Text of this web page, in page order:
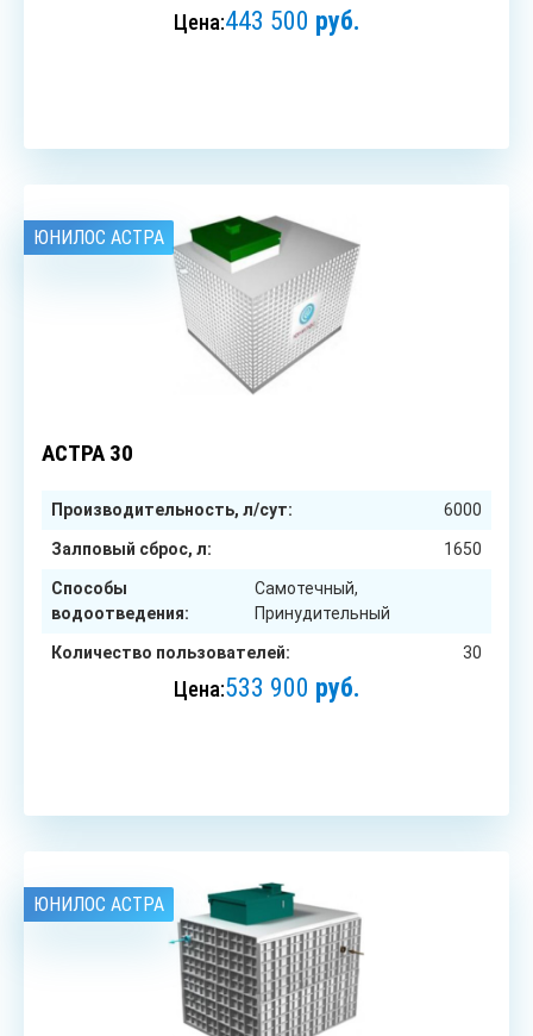
Цена:443 500 руб.
ЮНИЛОС АСТРА
АСТРА 30
Производительность, л/сут: 6000
Залповый сброс, л: 1650
Способы
водоотведения:
Самотечный,
Принудительный
Количество пользователей: 30
Цена:533 900 руб.
ЮНИЛОС АСТРА